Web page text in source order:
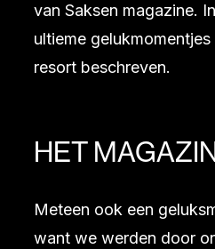
van Saksen magazine.
ultieme
resort beschreven.
HET
Meteen ook een
want we werden door